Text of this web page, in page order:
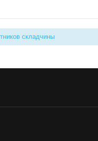
складчины